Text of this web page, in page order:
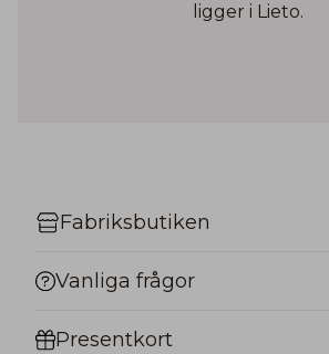
ligger i Lieto.
Fabriksbutiken
Vanliga frågor
Presentkort